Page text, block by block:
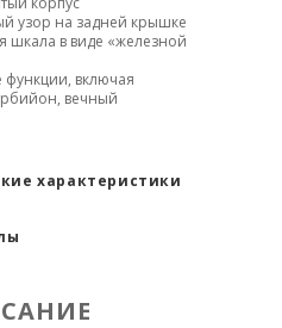
узор на задней крышке
шкала в виде «железной
включая
вечный
характеристики